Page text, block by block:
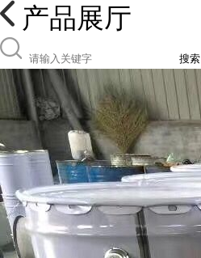
产品展厅
搜索